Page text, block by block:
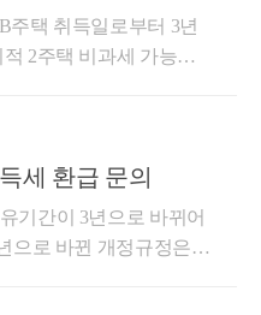
을 맞추기 위하여 2년으
조정지역에서 2번째 주
되지 않고 1%~3%의
일시적 2주택을 고려
주택 취득일로부터 3년
2주택 비과세 가능합
택
두 조정지역이라면 C
주택을 양도하면 취득
택 취득에 해당하여 1주
세 환급 문의
기간이 3년으로 바뀌어
으로 바뀐 개정규정은 2